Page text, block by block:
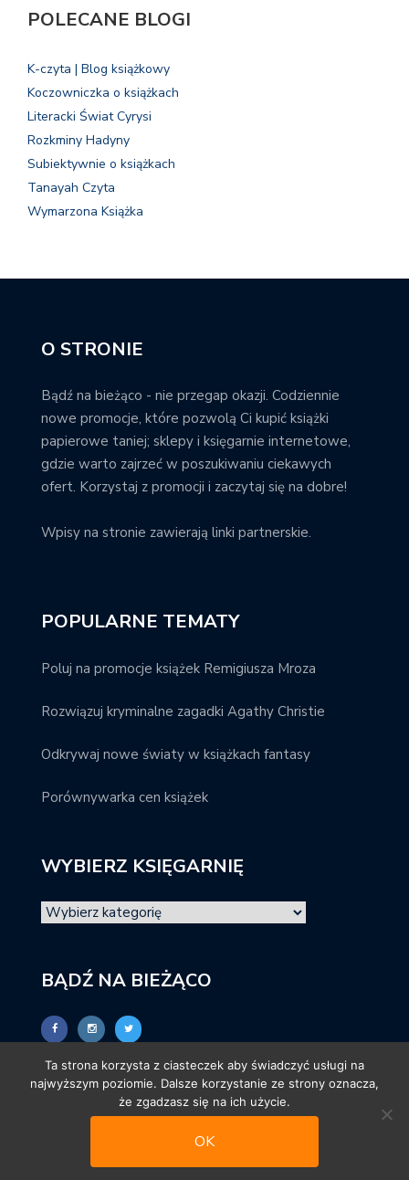
POLECANE BLOGI
K-czyta | Blog książkowy
Koczowniczka o książkach
Literacki Świat Cyrysi
Rozkminy Hadyny
Subiektywnie o książkach
Tanayah Czyta
Wymarzona Książka
O STRONIE
Bądź na bieżąco - nie przegap okazji. Codziennie
nowe promocje, które pozwolą Ci kupić książki
papierowe taniej; sklepy i księgarnie internetowe,
gdzie warto zajrzeć w poszukiwaniu ciekawych
ofert. Korzystaj z promocji i zaczytaj się na dobre!
Wpisy na stronie zawierają linki partnerskie.
POPULARNE TEMATY
Poluj na promocje książek Remigiusza Mroza
Rozwiązuj kryminalne zagadki Agathy Christie
Odkrywaj nowe światy w książkach fantasy
Porównywarka cen książek
WYBIERZ KSIĘGARNIĘ
BĄDŹ NA BIEŻĄCO
© promocjeksiazkowe.pl
Ta strona korzysta z ciasteczek aby świadczyć usługi na
najwyższym poziomie. Dalsze korzystanie ze strony oznacza,
że zgadzasz się na ich użycie.
OK